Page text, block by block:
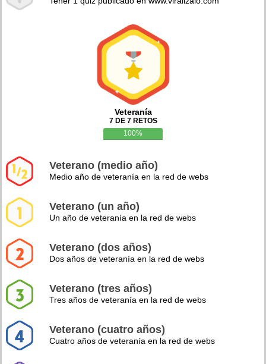
Veteranía
7 DE 7 RETOS
100%
Veterano (medio año)
Medio año de veteranía en la red de webs
Veterano (un año)
Un año de veteranía en la red de webs
Veterano (dos años)
Dos años de veteranía en la red de webs
Veterano (tres años)
Tres años de veteranía en la red de webs
Veterano (cuatro años)
Cuatro años de veteranía en la red de webs